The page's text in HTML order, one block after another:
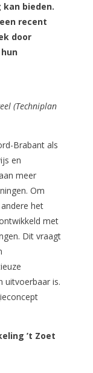
bieden.
recent
door
(Techniplan
Brabant als
en
meer
Om
het
met
Dit vraagt
uitvoerbaar is.
’t Zoet